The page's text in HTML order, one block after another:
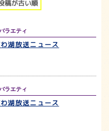
稿が古い順
ラエティ
湖放送ニュース
ラエティ
湖放送ニュース